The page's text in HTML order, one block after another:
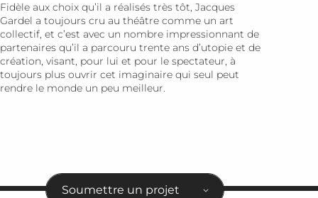
Fidèle aux choix qu’il a réalisés très tôt, Jacques
Gardel a toujours cru au théâtre comme un art
collectif, et c’est avec un nombre impressionnant de
partenaires qu’il a parcouru trente ans d’utopie et de
création, visant, pour lui et pour le spectateur, à
toujours plus ouvrir cet imaginaire qui seul peut
rendre le monde un peu meilleur.
Soumettre un projet